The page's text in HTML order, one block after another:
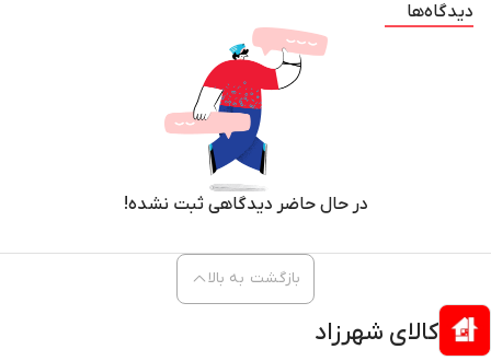
دیدگاه‌ها
در حال حاضر دیدگاهی ثبت نشده!
کالای شهرزاد
بازگشت به بالا